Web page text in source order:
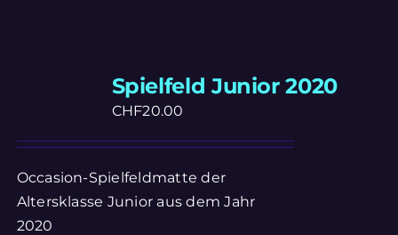
Spielfeld Junior 2020
CHF20.00
Occasion-Spielfeldmatte der
Altersklasse Junior aus dem Jahr
2020